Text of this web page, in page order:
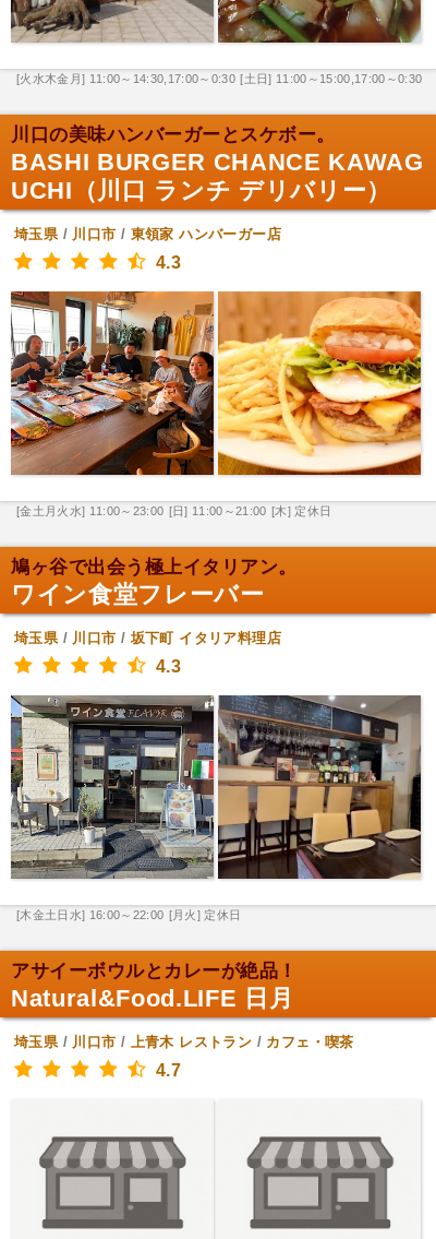
[火水木金月] 11:00～14:30,17:00～0:30 [土日] 11:00～15:00,17:00～0:30
川口の美味ハンバーガーとスケボー。
BASHI BURGER CHANCE KAWAG
UCHI（川口 ランチ デリバリー）
埼玉県/ 川口市 / 東領家 ハンバーガー店
4.3
[金土月火水] 11:00～23:00 [日] 11:00～21:00 [木] 定休日
鳩ヶ谷で出会う極上イタリアン。
ワイン食堂フレーバー
埼玉県/ 川口市 /坂下町 イタリア料理店
4.3
[木金土日水] 16:00～22:00 [月火] 定休日
アサイーボウルとカレーが絶品！
Natural&Food.LIFE 日月
埼玉県/ 川口市 / 上青木 レストラン / カフェ・喫茶
4.7